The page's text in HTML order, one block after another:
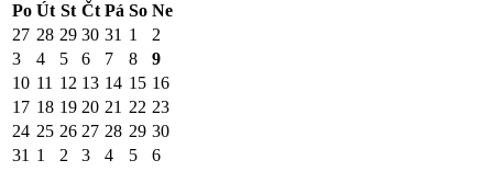
Po Út St Čt Pá So Ne
27 28 29 30 31 1
2
3
4 5 6 7 8
9
10 11 12 13 14 15 16
17 18 19 20 21 22 23
24 25 26 27 28 29 30
31 1 2 3 4 5 6